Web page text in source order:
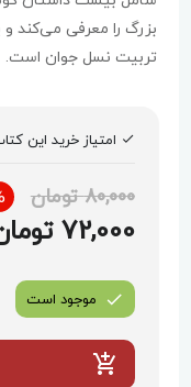
بزرگ را معرفی می‌کند و
تربیت نسل جوان است.
امتیاز خرید این
80,000 تومان
72,000 تومان
موجود است